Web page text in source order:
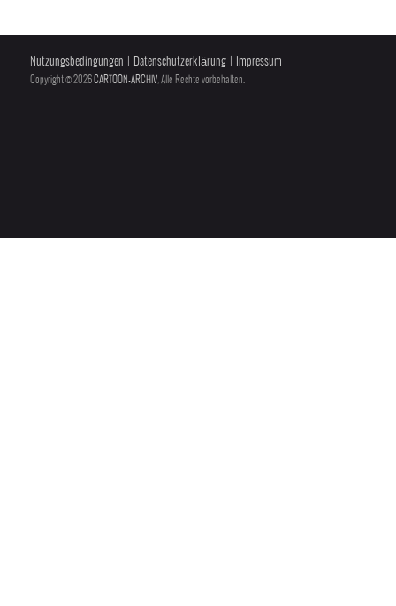
Nutzungsbedingungen Datenschutzerklärung Impressum
Copyright © 2026CARTOON-ARCHIV, Alle Rechte vorbehalten.